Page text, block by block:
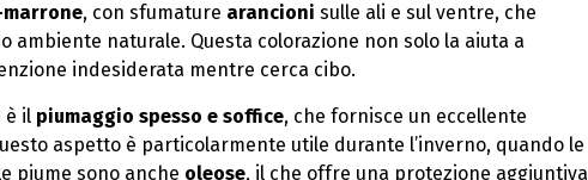
, con sfumature arancioni sulle ali e sul ventre, che
ambiente naturale. Questa colorazione non solo la aiuta a
indesiderata mentre cerca cibo.
è il piumaggio spesso e soffice, che fornisce un eccellente
aspetto è particolarmente utile durante l’inverno, quando le
piume sono anche oleose, il che offre una protezione aggiuntiva